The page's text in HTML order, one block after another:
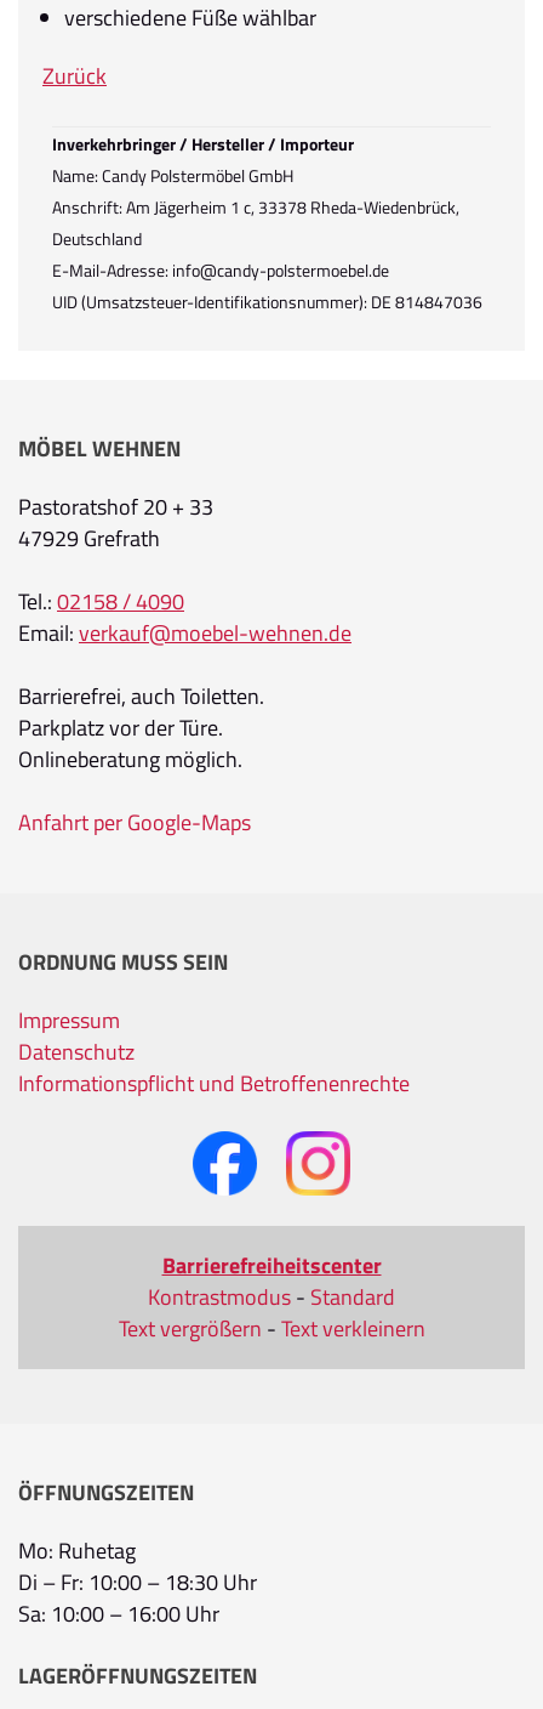
verschiedene Füße wählbar
Zurück
Inverkehrbringer / Hersteller / Importeur
Name: Candy Polstermöbel GmbH
Anschrift: Am Jägerheim 1 c, 33378 Rheda-Wiedenbrück,
Deutschland
E-Mail-Adresse: info@candy-polstermoebel.de
UID (Umsatzsteuer-Identifikationsnummer): DE 814847036
MÖBEL WEHNEN
Pastoratshof 20 + 33
47929 Grefrath
Tel.:02158 / 4090
Email:verkauf@moebel-wehnen.de
Barrierefrei, auch Toiletten.
Parkplatz vor der Türe.
Onlineberatung möglich.
Anfahrt per Google-Maps
ORDNUNG MUSS SEIN
Impressum
Datenschutz
Informationspflicht und Betroffenenrechte
Barrierefreiheitscenter
Kontrastmodus- Standard
Text vergrößern -Text verkleinern
ÖFFNUNGSZEITEN
Mo: Ruhetag
Di – Fr: 10:00 – 18:30 Uhr
Sa: 10:00 – 16:00 Uhr
LAGERÖFFNUNGSZEITEN